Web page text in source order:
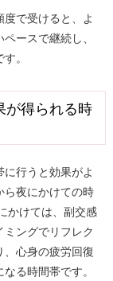
で受けると、よ
ースで継続し、
。
が得られる時
行うと効果がよ
ら夜にかけての時
かけては、副交感
ングでリフレク
心身の疲労回復
る時間帯です。